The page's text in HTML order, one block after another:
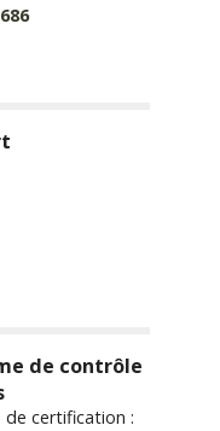
de contrôle
de certification :